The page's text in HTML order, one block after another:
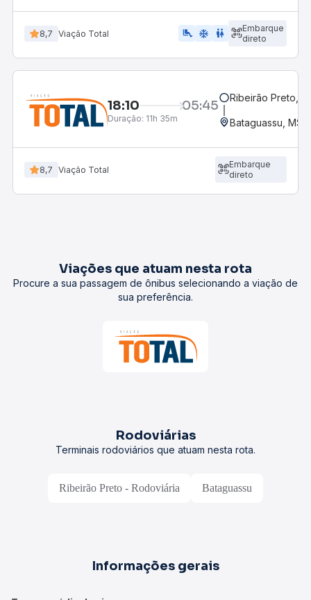
8,7 Viação Total airline_seat_legroom_extra ac_unit wc
Embarque
direto
18:10 05:45
Duração: 11h 35m
Ribeirão Preto,
Bataguassu, MS
8,7 Viação Total
Embarque
direto
Viações que atuam nesta rota
Procure a sua passagem de ônibus selecionando a viação de
sua preferência.
Rodoviárias
Terminais rodoviários que atuam nesta rota.
Ribeirão Preto - Rodoviária Bataguassu
Informações gerais